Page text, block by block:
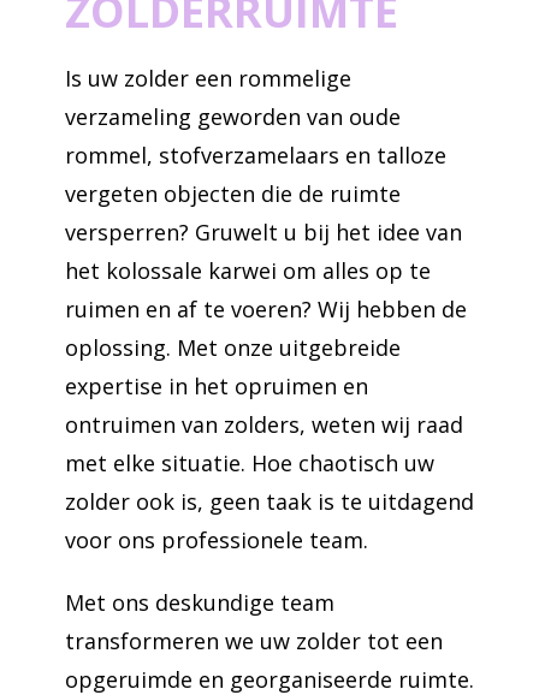
Is uw zolder een rommelige
verzameling geworden van oude
rommel, stofverzamelaars en talloze
vergeten objecten die de ruimte
versperren? Gruwelt u bij het idee van
het kolossale karwei om alles op te
ruimen en af te voeren? Wij hebben de
oplossing. Met onze uitgebreide
expertise in het opruimen en
ontruimen van zolders, weten wij raad
met elke situatie. Hoe chaotisch uw
zolder ook is, geen taak is te uitdagend
voor ons professionele team.
Met ons deskundige team
transformeren we uw zolder tot een
opgeruimde en georganiseerde ruimte.